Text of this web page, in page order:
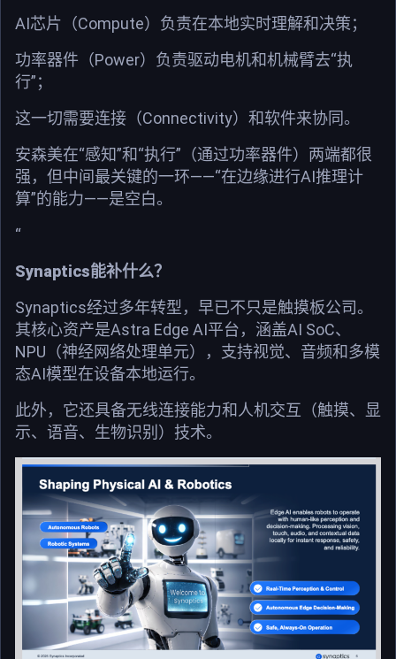
AI芯片（Compute）负责在本地实时理解和决策；
功率器件（Power）负责驱动电机和机械臂去“执
行”；
这一切需要连接（Connectivity）和软件来协同。
安森美在“感知”和“执行”（通过功率器件）两端都很
强，但中间最关键的一环——“在边缘进行AI推理计
算”的能力——是空白。
“
Synaptics能补什么？
Synaptics经过多年转型，早已不只是触摸板公司。
其核心资产是Astra Edge AI平台，涵盖AI SoC、
NPU（神经网络处理单元），支持视觉、音频和多模
态AI模型在设备本地运行。
此外，它还具备无线连接能力和人机交互（触摸、显
示、语音、生物识别）技术。